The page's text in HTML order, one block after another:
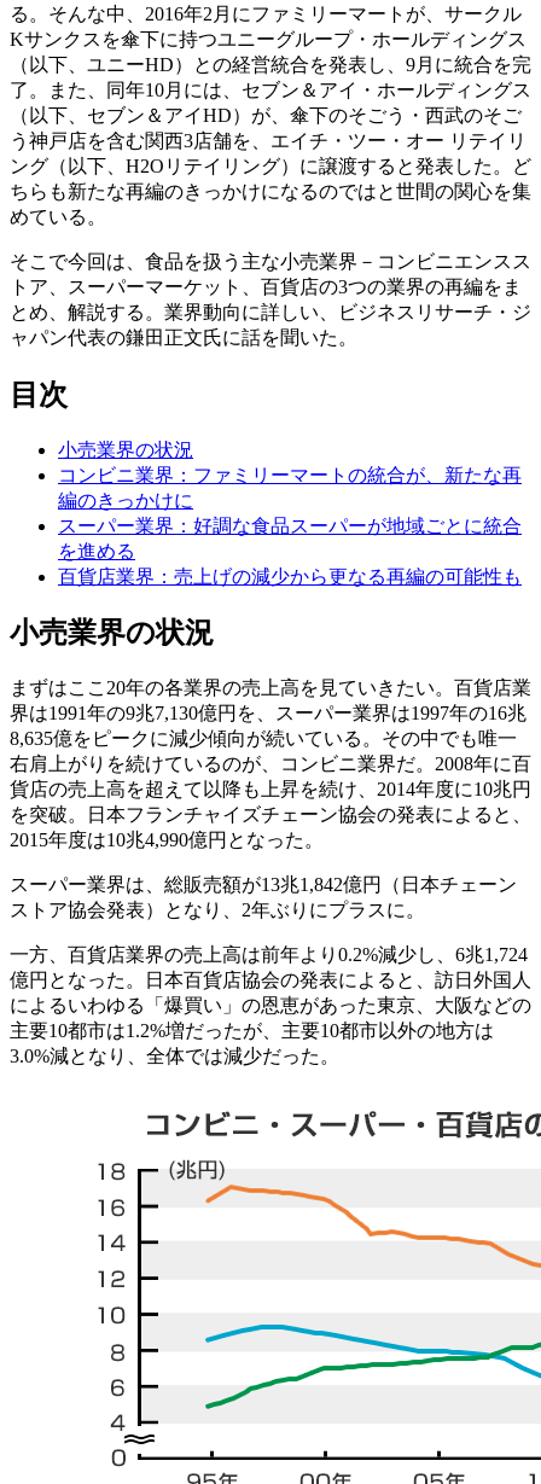
る。そんな中、2016年2月にファミリーマートが、サークル
Kサンクスを傘下に持つユニーグループ・ホールディングス
（以下、ユニーHD）との経営統合を発表し、9月に統合を完
了。また、同年10月には、セブン＆アイ・ホールディングス
（以下、セブン＆アイHD）が、傘下のそごう・西武のそご
う神戸店を含む関西3店舗を、エイチ・ツー・オー リテイリ
ング（以下、H2Oリテイリング）に譲渡すると発表した。ど
ちらも新たな再編のきっかけになるのではと世間の関心を集
めている。
そこで今回は、食品を扱う主な小売業界－コンビニエンスス
トア、スーパーマーケット、百貨店の3つの業界の再編をま
とめ、解説する。業界動向に詳しい、ビジネスリサーチ・ジ
ャパン代表の鎌田正文氏に話を聞いた。
目次
小売業界の状況
コンビニ業界：ファミリーマートの統合が、新たな再
編のきっかけに
スーパー業界：好調な食品スーパーが地域ごとに統合
を進める
百貨店業界：売上げの減少から更なる再編の可能性も
小売業界の状況
まずはここ20年の各業界の売上高を見ていきたい。百貨店業
界は1991年の9兆7,130億円を、スーパー業界は1997年の16兆
8,635億をピークに減少傾向が続いている。その中でも唯一
右肩上がりを続けているのが、コンビニ業界だ。2008年に百
貨店の売上高を超えて以降も上昇を続け、2014年度に10兆円
を突破。日本フランチャイズチェーン協会の発表によると、
2015年度は10兆4,990億円となった。
スーパー業界は、総販売額が13兆1,842億円（日本チェーン
ストア協会発表）となり、2年ぶりにプラスに。
一方、百貨店業界の売上高は前年より0.2%減少し、6兆1,724
億円となった。日本百貨店協会の発表によると、訪日外国人
によるいわゆる「爆買い」の恩恵があった東京、大阪などの
主要10都市は1.2%増だったが、主要10都市以外の地方は
3.0%減となり、全体では減少だった。